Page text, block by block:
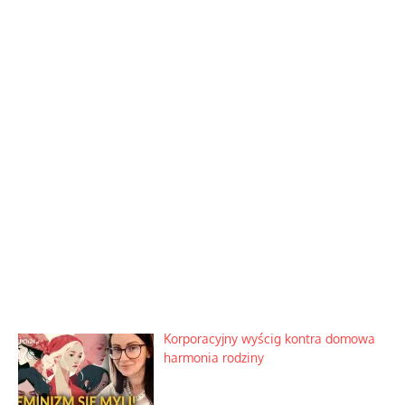
Korporacyjny wyścig kontra domowa
harmonia rodziny